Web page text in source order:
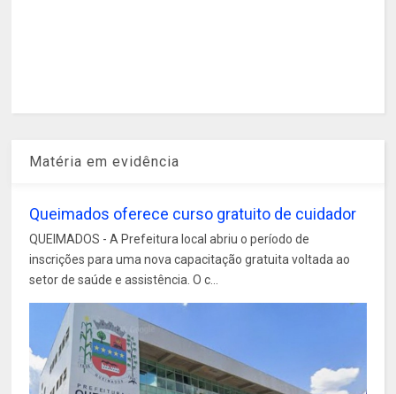
Matéria em evidência
Queimados oferece curso gratuito de cuidador
QUEIMADOS - A Prefeitura local abriu o período de
inscrições para uma nova capacitação gratuita voltada ao
setor de saúde e assistência. O c...